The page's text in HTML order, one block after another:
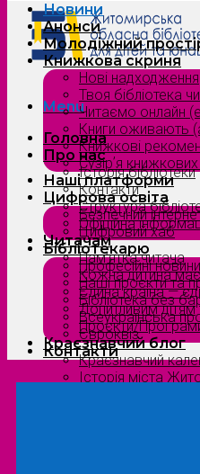
Menu
Головна
Про нас
Історія бібліотеки
Контакти
Структура
Офіційна
Читачам
Пам’ятка читача
Кожна дитина
Єдина країна —
Допитливим дітям
Проєкти/
Краєзнавчий блог
Краєзнавчий
Історія міста
Новини
Анонси
Молодіжний
Книжкова скриня
Нові надходження
Твоя бібліотека
Читаємо онлайн
Книги оживають
Книжкові
Сузірʼя книжкових
Наші платформи
Цифрова освіта
Безпечний
Цифровий хаб
Бібліотекарю
Професійні новини
Наші проєкти та
Бібліотека без
Всеукраїнська
Євроквіз
Контакти